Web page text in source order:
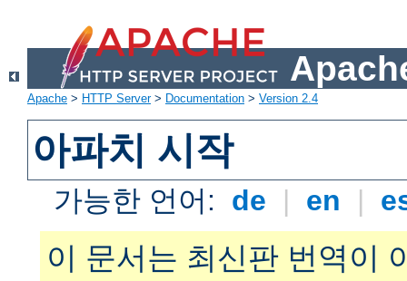
Apache > HTTP Server> Documentation > Version 2.4
아파치 시작
가능한 언어: de | en |
이 문서는 최신판 번역이